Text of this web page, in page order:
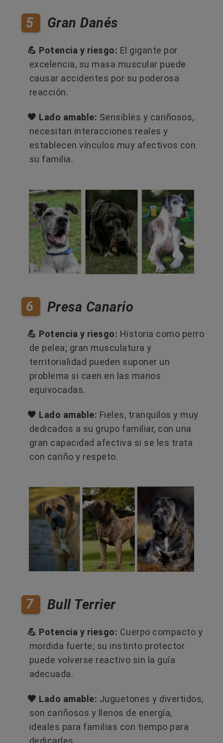
5 Gran Danés
💪 Potencia y riesgo: El gigante por
excelencia, su masa muscular puede
causar accidentes por su poderosa
reacción.
🤎 Lado amable: Sensibles y cariñosos,
necesitan interacciones reales y
establecen vínculos muy afectivos con
su familia.
6 Presa Canario
💪 Potencia y riesgo: Historia como perro
de pelea; gran musculatura y
territorialidad pueden suponer un
problema si caen en las manos
equivocadas.
🤎 Lado amable: Fieles, tranquilos y muy
dedicados a su grupo familiar, con una
gran capacidad afectiva si se les trata
con cariño y respeto.
7 Bull Terrier
💪 Potencia y riesgo: Cuerpo compacto y
mordida fuerte; su instinto protector
puede volverse reactivo sin la guía
adecuada.
🤎 Lado amable: Juguetones y divertidos,
son cariñosos y llenos de energía,
ideales para familias con tiempo para
dedicarles.